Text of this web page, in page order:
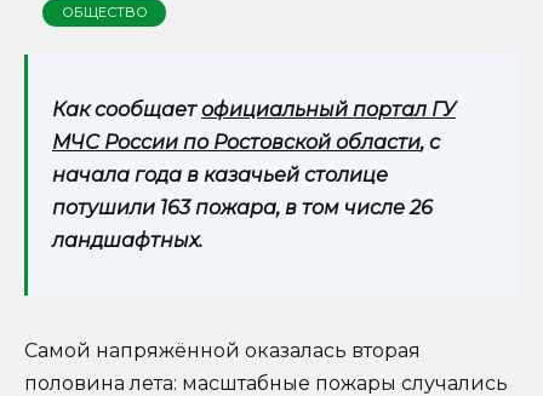
ОБЩЕСТВО
Как сообщаетофициальный портал ГУ
МЧС России по Ростовской области, с
начала года в казачьей столице
потушили 163 пожара, в том числе 26
ландшафтных.
Самой напряжённой оказалась вторая
половина лета: масштабные пожары случались